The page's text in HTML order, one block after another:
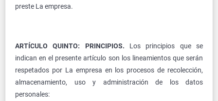
preste La empresa.
ARTÍCULO QUINTO: PRINCIPIOS. Los principios que se
indican en el presente artículo son los lineamientos que serán
respetados por La empresa en los procesos de recolección,
almacenamiento, uso y administración de los datos
personales: